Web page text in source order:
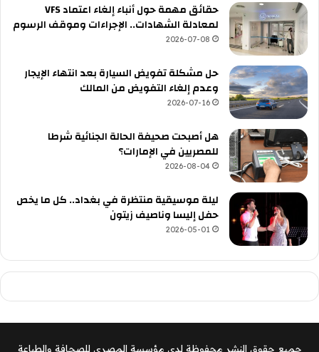
حقائق مهمة حول أنباء إلغاء اعتماد VFS
لمعادلة الشهادات.. الإجراءات وموقف الرسوم
2026-07-08
حل مشكلة تفويض السيارة بعد انتهاء الإيجار
وعدم إلغاء التفويض من المالك
2026-07-16
هل أصبحت صحيفة الحالة الجنائية شرطا
للمصريين في الإمارات؟
2026-08-04
ليلة موسيقية منتظرة في بغداد.. كل ما يخص
حفل إليسا وناصيف زيتون
2026-05-01
جميع حقوق النشر محفوظة لدى مؤسسة المصري للصحافة والطباعة